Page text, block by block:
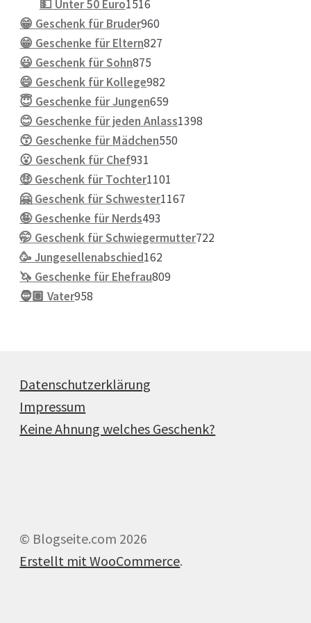
Produkte
💵 Unter 50 Euro15161516
Produkte
😁 Geschenk für Bruder960
Produkte
😁 Geschenke für Eltern827
😃 Geschenk für Sohn875
Produkte
😄 Geschenk für Kollege982
Produkte
😇 Geschenke für Jungen659
Produkte
😊 Geschenke für jeden Anlass1398
😙 Geschenke für Mädchen550
😮 Geschenk für Chef931
Produkte
🤑 Geschenk für Tochter1101
Produkte
🤗 Geschenk für Schwester1167
🤪 Geschenke für Nerds493
Produkte
🤭 Geschenk für Schwiegermutter722
🥳 Jungesellenabschied162
Produkte
🦄 Geschenke für Ehefrau809
🧔🏽 Vater958
Datenschutzerklärung
Impressum
Keine Ahnung welches Geschenk?
© Blogseite.com 2026
Erstellt mit WooCommerce.